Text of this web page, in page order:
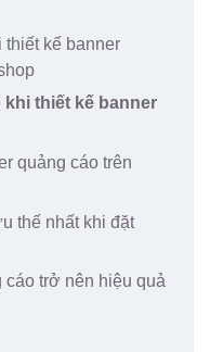
thiết kế banner
thiết kế banner
quảng cáo trên
thế nhất khi đặt
trở nên hiệu quả